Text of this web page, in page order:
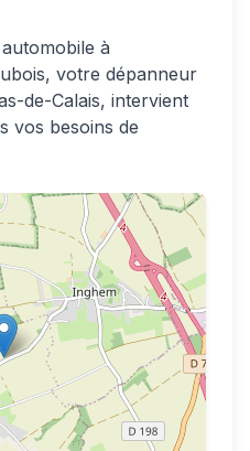
à
, votre dépanneur
de-Calais, intervient
vos besoins de